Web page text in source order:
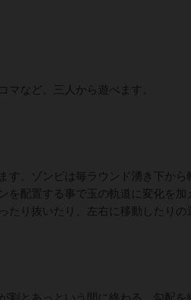
など。三人から遊べます。
。ゾンビは毎ラウンド湧き下から
を配置する事で玉の軌道に変化を
たり抜いたり、左右に移動したりの
とあっという間に終わる、勾配を